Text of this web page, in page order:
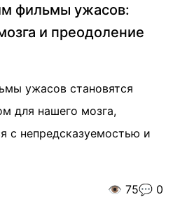
фильмы ужасов:
и преодоление
ужасов становятся
для нашего мозга,
с непредсказуемостью и
👁️ 75💬 0